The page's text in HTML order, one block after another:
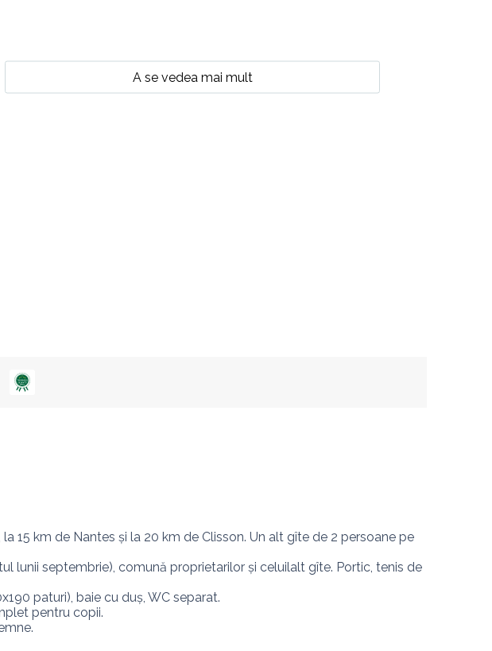
A se vedea mai mult
15 km de Nantes și la 20 km de Clisson. Un alt gîte de 2 persoane pe
lunii septembrie), comună proprietarilor și celuilalt gîte. Portic, tenis de
paturi), baie cu duș, WC separat.
pentru copii.